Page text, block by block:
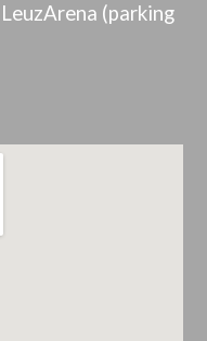
(parking